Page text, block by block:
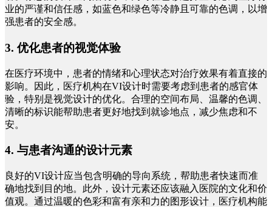
业的严谨和信任感，如蓝色和绿色等冷静且可靠的色调，以增
强患者的安全感。
3. 优化患者的视觉体验
在医疗环境中，患者的情绪和心理状态对治疗效果有着直接的
影响。因此，医疗机构在VI设计时需要考虑到患者的感官体
验，特别是视觉设计的优化。合理的空间布局、温馨的色调、
清晰的标识能帮助患者更好地找到就诊地点，减少焦虑和不
安。
4. 与患者沟通的设计元素
良好的VI设计应当包含明确的导向系统，帮助患者快速而准
确地找到目的地。此外，设计元素还应该融入医院的文化和价
值观。通过温暖的色彩和富有亲和力的图形设计，医疗机构能